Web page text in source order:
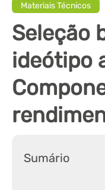
Materiais Técnicos
Seleção
ideótipo
Sumário